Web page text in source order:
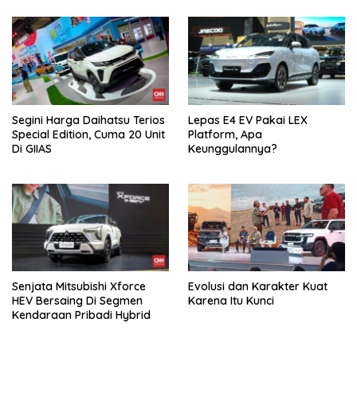
Segini Harga Daihatsu Terios
Special Edition, Cuma 20 Unit
Di GIIAS
Lepas E4 EV Pakai LEX
Platform, Apa
Keunggulannya?
Senjata Mitsubishi Xforce
HEV Bersaing Di Segmen
Kendaraan Pribadi Hybrid
Evolusi dan Karakter Kuat
Karena Itu Kunci